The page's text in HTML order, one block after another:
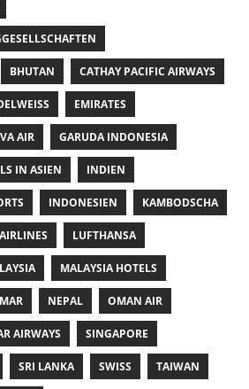
BHUTAN CATHAY PACIFIC AIRWAYS
EMIRATES
AIR GARUDA INDONESIA
IN ASIEN INDIEN
INDONESIEN KAMBODSCHA
LUFTHANSA
MALAYSIA HOTELS
NEPAL OMAN AIR
AIRWAYS SINGAPORE
SRI LANKA SWISS TAIWAN